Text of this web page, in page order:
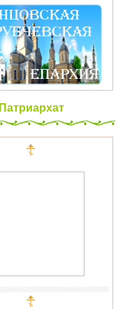
Патриархат